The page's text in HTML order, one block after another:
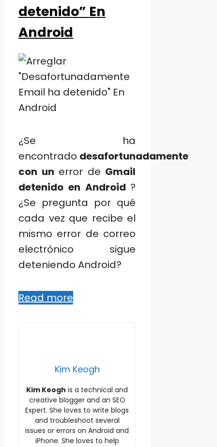
detenido” En
Android
¿Se ha
encontrado desafortunadamente
con un error de Gmail
detenido en Android ?
¿Se pregunta por qué
cada vez que recibe el
mismo error de correo
electrónico sigue
deteniendo Android?
Read more
Kim Keogh
Kim Keogh is a technical and
creative blogger and an SEO
Expert. She loves to write blogs
and troubleshoot several
issues or errors on Android and
iPhone. She loves to help